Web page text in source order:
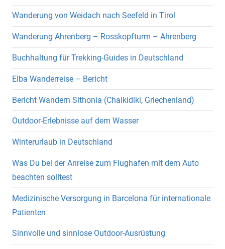
Wanderung von Weidach nach Seefeld in Tirol
Wanderung Ahrenberg – Rosskopfturm – Ahrenberg
Buchhaltung für Trekking-Guides in Deutschland
Elba Wanderreise – Bericht
Bericht Wandern Sithonia (Chalkidiki, Griechenland)
Outdoor-Erlebnisse auf dem Wasser
Winterurlaub in Deutschland
Was Du bei der Anreise zum Flughafen mit dem Auto
beachten solltest
Medizinische Versorgung in Barcelona für internationale
Patienten
Sinnvolle und sinnlose Outdoor-Ausrüstung